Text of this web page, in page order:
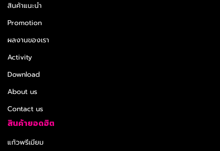
สินค้าแนะนำ
Promotion
ผลงานของเรา
Activity
Download
About us
Contact us
สินค้ายอดฮิต
แก้วพรีเมียม